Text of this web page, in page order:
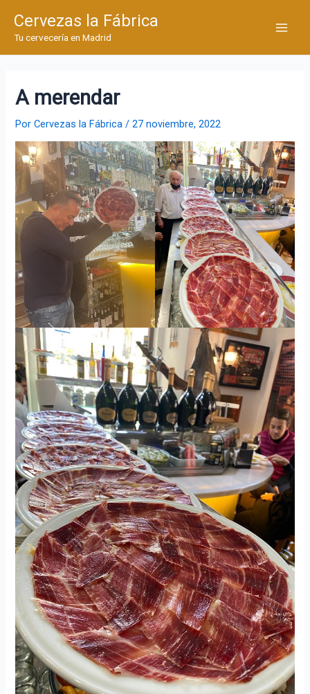
contenido
Cervezas la Fábrica
Tu cervecería en Madrid
A merendar
PorCervezas la Fábrica/27 noviembre, 2022